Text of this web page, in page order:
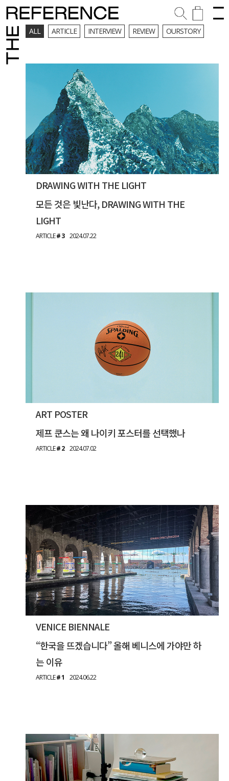
ALL ARTICLE INTERVIEW REVIEW OURSTORY
DRAWING WITH THE LIGHT
모든 것은 빛난다, DRAWING WITH THE
LIGHT
ARTICLE# 32024.07.22
ART POSTER
제프 쿤스는 왜 나이키 포스터를 선택했나
ARTICLE# 22024.07.02
VENICE BIENNALE
“한국을 뜨겠습니다” 올해 베니스에 가야만 하
는 이유
ARTICLE# 1 2024.06.22